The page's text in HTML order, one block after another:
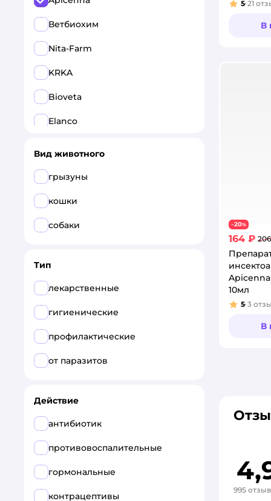
5 21
В
−20%
164 ₽
10мл
5 3
В
995
Ветбиохим
Nita-Farm
KRKA
Bioveta
Elanco
Apicenna
Agrobioprom
Bioveta
Elanco
Inspector
Вид животного
грызуны
кошки
собаки
Тип
лекарственные
гигиенические
профилактические
от паразитов
Действие
антибиотик
противовоспалительные
гормональные
контрацептивы